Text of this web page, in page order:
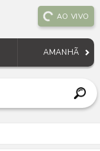
AO VIVO
AMANHÃ